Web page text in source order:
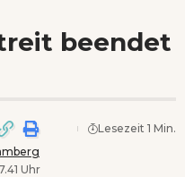
beendet
Uhr
Lesezeit 1 Min.